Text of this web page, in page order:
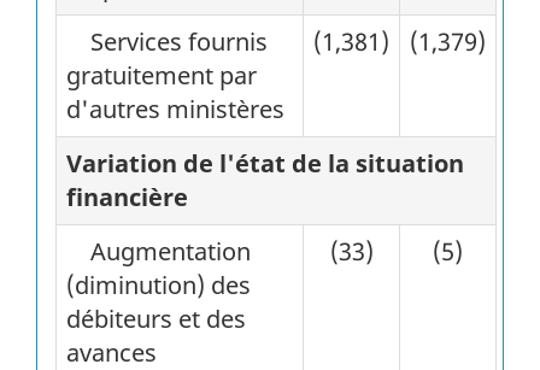
Services fournis
gratuitement par
d'autres ministères
(1,381) (1,379)
Variation de l'état de la situation
financière
Augmentation
(diminution) des
débiteurs et des
avances
(33) (5)